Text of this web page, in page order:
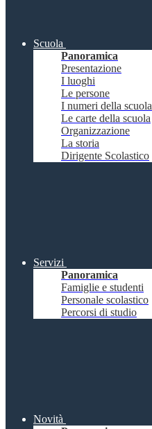
Scuola
Panoramica
Presentazione
I luoghi
Le persone
I numeri della scuola
Le carte della scuola
Organizzazione
La storia
Dirigente Scolastico
Servizi
Panoramica
Famiglie e studenti
Personale scolastico
Percorsi di studio
Novità